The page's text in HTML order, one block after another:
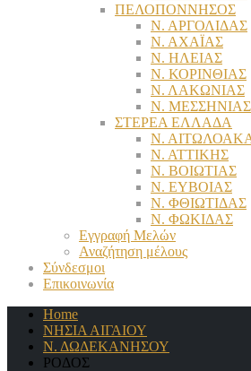
ΠΕΛΟΠΟΝΝΗΣΟΣ
Ν. ΑΡΓΟΛΙΔΑΣ
Ν. ΑΧΑΪΑΣ
Ν. ΗΛΕΙΑΣ
Ν. ΚΟΡΙΝΘΙΑΣ
Ν. ΛΑΚΩΝΙΑΣ
Ν. ΜΕΣΣΗΝΙΑΣ
ΣΤΕΡΕΑ ΕΛΛΑΔΑ
Ν.
Ν. ΑΤΤΙΚΗΣ
Ν. ΒΟΙΩΤΙΑΣ
Ν. ΕΥΒΟΙΑΣ
Ν. ΦΘΙΩΤΙΔΑΣ
Ν. ΦΩΚΙΔΑΣ
Εγγραφή Μελών
Αναζήτηση μέλους
Σύνδεσμοι
Επικοινωνία
Home
ΝΗΣΙΑ ΑΙΓΑΙΟΥ
Ν. ΔΩΔΕΚΑΝΗΣΟΥ
ΡΟΔΟΣ